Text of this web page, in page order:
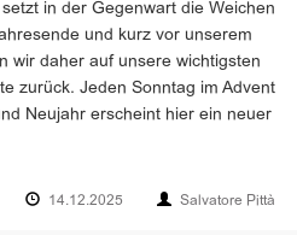
in der Gegenwart die Weichen
und kurz vor unserem
wir daher auf unsere wichtigsten
zurück. Jeden Sonntag im Advent
Neujahr erscheint hier ein neuer
14.12.2025 Salvatore Pittà